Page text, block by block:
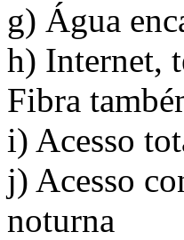
g) Água
h) Internet,
Fibra
i) Acesso
j) Acesso
noturna